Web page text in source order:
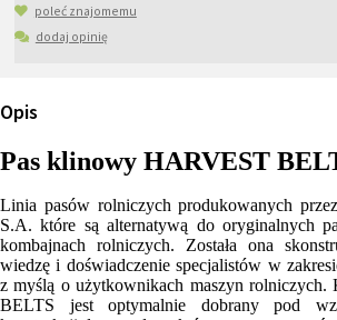
poleć znajomemu
dodaj opinię
Opis
Pas klinowy HARVEST
Linia pasów rolniczych produkowanych
S.A. które są alternatywą do oryginalnych
kombajnach rolniczych. Została ona
wiedzę i doświadczenie specjalistów w
z myślą o użytkownikach maszyn
BELTS jest optymalnie dobrany pod